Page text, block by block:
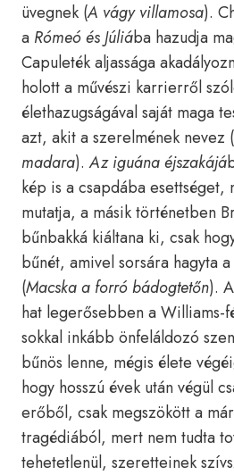
üvegnek (A vágy villamosa).
a Rómeó ésJúliába hazudja
Capuleték aljassága
holott a művészi karrierről
élethazugságával saját maga
azt, akit a szerelmének nevez (
madara).Az iguánaéjszakájá
kép is a csapdába esettséget,
mutatja, a másik történetben
bűnbakká kiáltana ki, csak
bűnét, amivel sorsára hagyta
(Macska a forró bádogtetőn).
hat legerősebben a Williams-
sokkal inkább önfeláldozó
bűnös lenne, mégis élete
hogy hosszú évek után végül
erőből, csak megszökött a
tragédiából, mert nem tudta
tehetetlenül, szeretteinek